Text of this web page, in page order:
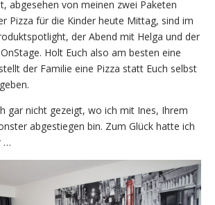
abgesehen von meinen zwei Paketen
Pizza für die Kinder heute Mittag, sind im
der Abend mit Helga und der
Holt Euch also am besten eine
der Familie eine Pizza statt Euch selbst
gar nicht gezeigt, wo ich mit Ines, Ihrem
abgestiegen bin. Zum Glück hatte ich
…